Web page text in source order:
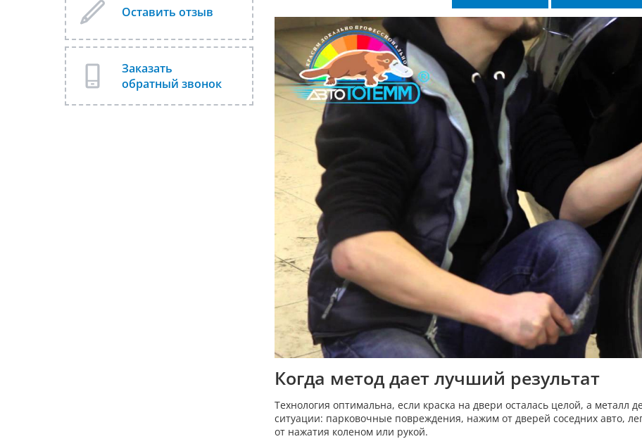
Оставить отзыв
Заказать
обратный звонок
Когда метод дает лучший результат
Технология оптимальна, если краска на двери осталась целой, а металл
ситуации: парковочные повреждения, нажим от дверей соседних авто,
от нажатия коленом или рукой.